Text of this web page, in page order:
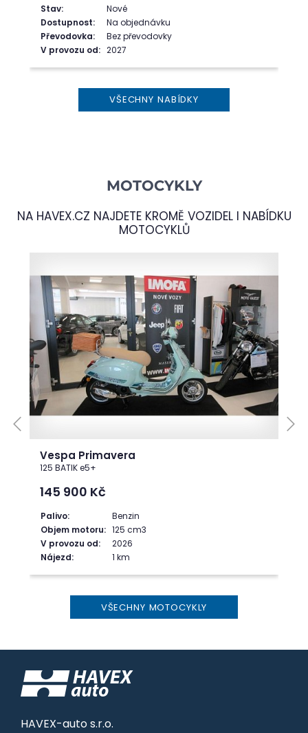
Stav:
Nové
Dostupnost:
Na objednávku
Převodovka:
Bez převodovky
V provozu od: 2027
VŠECHNY NABÍDKY
MOTOCYKLY
NA HAVEX.CZ NAJDETE KROMĚ VOZIDEL I NABÍDKU
MOTOCYKLŮ
Vespa Primavera
125 BATIK e5+
145 900 Kč
Palivo:
Benzin
Objem motoru: 125 cm3
V provozu od:
2026
Nájezd:
1 km
VŠECHNY MOTOCYKLY
HAVEX-auto s.r.o.